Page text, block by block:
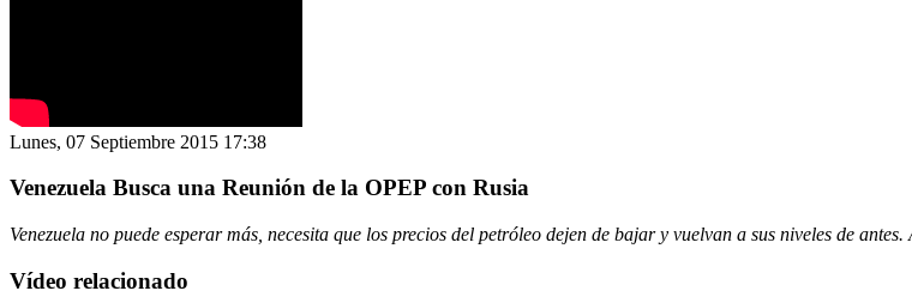
Lunes, 07 Septiembre 2015 17:38
Venezuela Busca una Reunión de la OPEP con Rusia
Venezuela no puede esperar más, necesita que los precios del petróleo dejen de bajar y vuelvan a sus niveles de
Vídeo relacionado